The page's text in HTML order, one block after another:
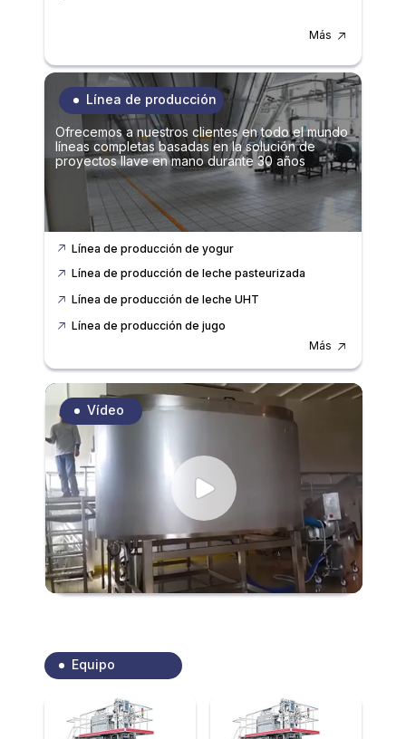
Vídeo
Línea de producción
Línea de producción de jugo
Línea de producción de leche UHT
Línea de producción de leche pasteurizada
Línea de producción de yogur
Más
Más
Ofrecemos a nuestros clientes en todo el mundo
líneas completas basadas en la solución de
proyectos llave en mano durante 30 años
Equipo